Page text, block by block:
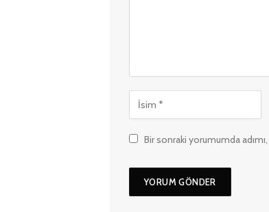
Bir sonraki yorumumda